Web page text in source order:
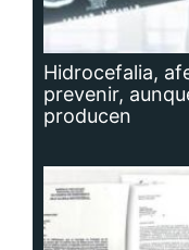
Hidrocefalia,
prevenir,
producen